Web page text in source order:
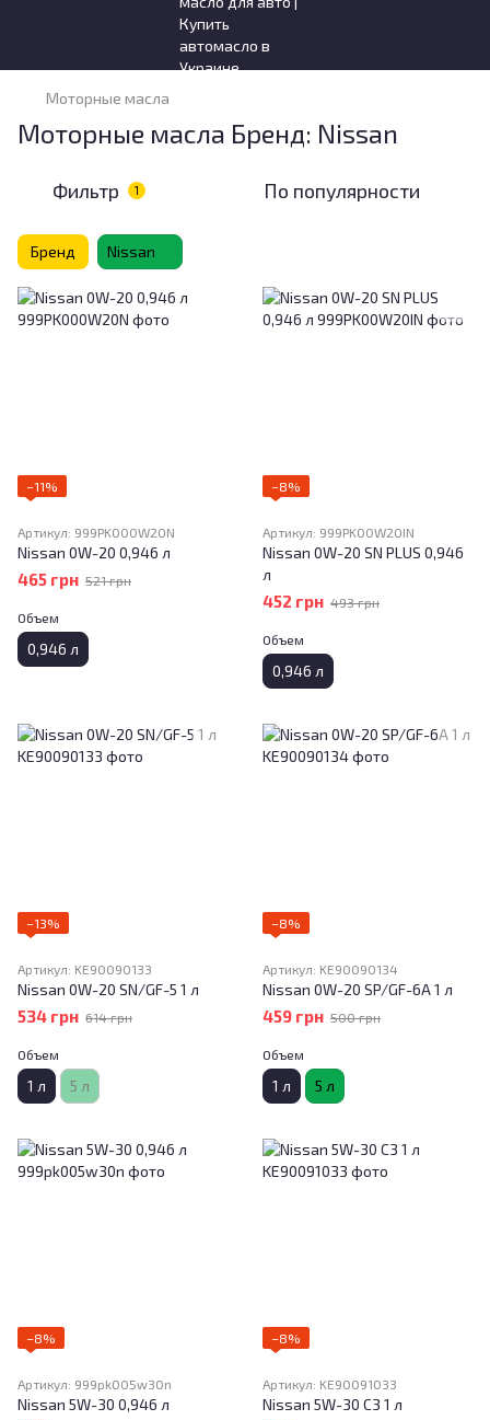
Моторные масла
Моторные масла Бренд: Nissan
Фильтр 1 По популярности
Бренд Nissan
−11%
Артикул: 999PK000W20N
Nissan 0W-20 0,946 л
465 грн 521 грн
Объем
0,946 л
−8%
Артикул: 999PK00W20IN
Nissan 0W-20 SN PLUS 0,946
л
452 грн 493 грн
Объем
0,946 л
−13%
Артикул: KE90090133
Nissan 0W-20 SN/GF-5 1 л
534 грн 614 грн
Объем
1 л 5 л
−8%
Артикул: KE90090134
Nissan 0W-20 SP/GF-6A 1 л
459 грн 500 грн
Объем
1 л 5 л
−8%
Артикул: 999pk005w30n
Nissan 5W-30 0,946 л
−8%
Артикул: KE90091033
Nissan 5W-30 C3 1 л